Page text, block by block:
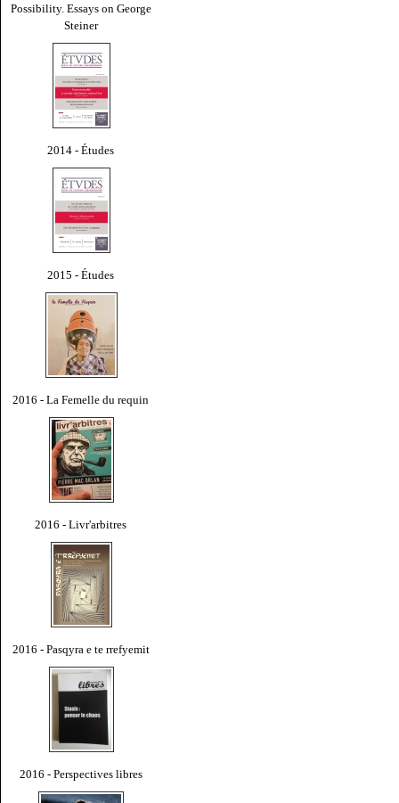
Possibility. Essays on George
Steiner
2014 - Études
2015 - Études
2016 - La Femelle du requin
2016 - Livr'arbitres
2016 - Pasqyra e te rrefyemit
2016 - Perspectives libres